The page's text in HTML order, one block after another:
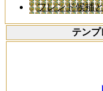
フレンド候補
テン